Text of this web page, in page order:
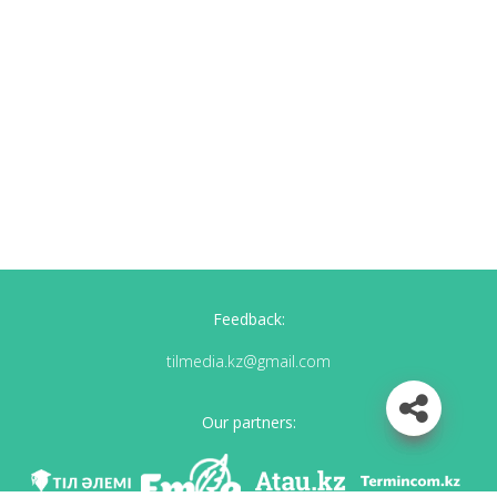
Feedback:
tilmedia.kz@gmail.com
Our partners: